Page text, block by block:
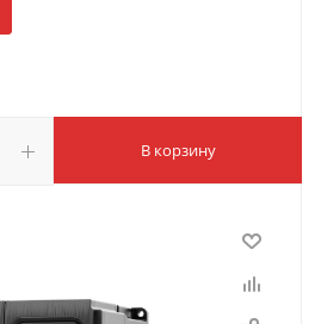
В корзину